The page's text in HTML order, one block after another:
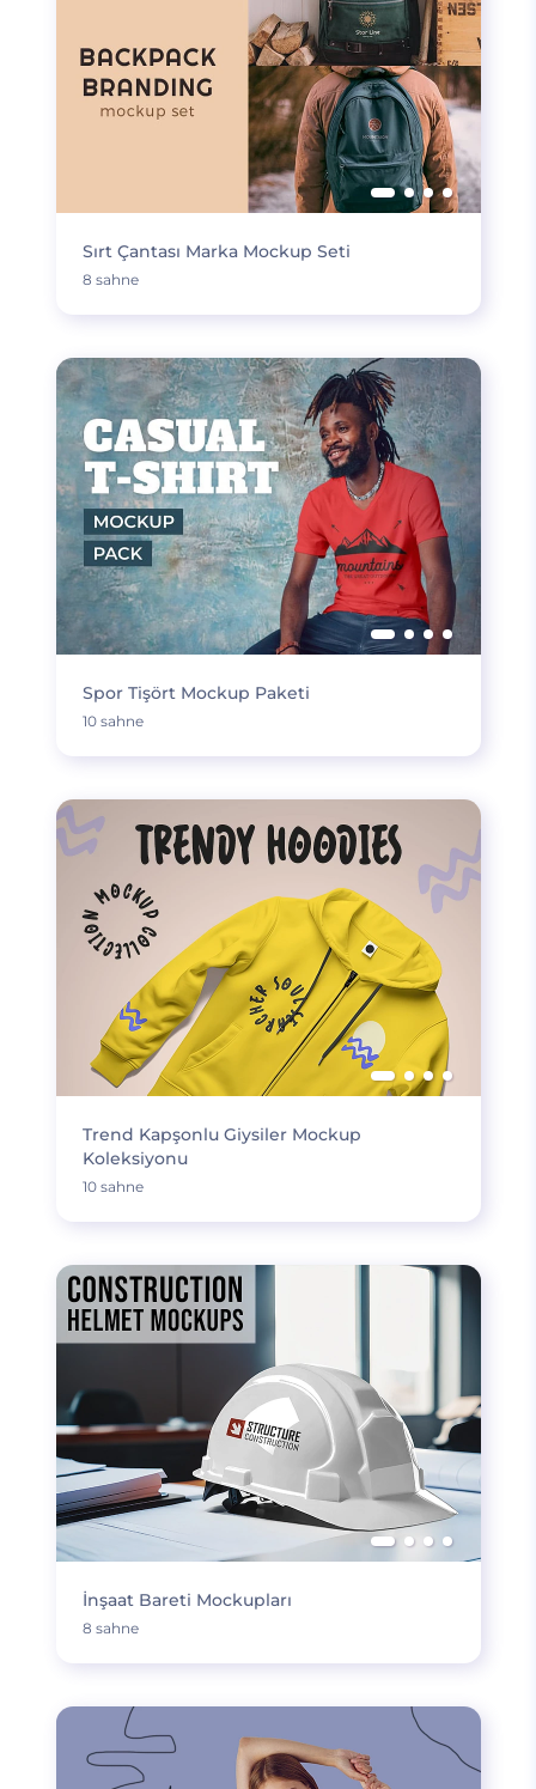
Sırt Çantası Marka Mockup Seti
8 sahne
Spor Tişört Mockup Paketi
10 sahne
Trend Kapşonlu Giysiler Mockup
Koleksiyonu
10 sahne
İnşaat Bareti Mockupları
8 sahne